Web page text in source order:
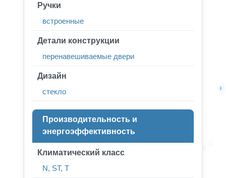
Ручки
встроенные
Детали конструкции
перенавешиваемые двери
Дизайн
стекло
Производительность и
энергоэффективность
Климатический класс
N, ST, T